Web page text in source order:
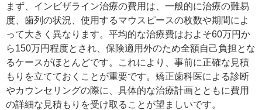
まず、インビザライン治療の費用は、一般的に治療の難易
度、歯列の状況、使用するマウスピースの枚数や期間によ
って大きく異なります。平均的な治療費はおよそ60万円か
ら150万円程度とされ、保険適用外のため全額自己負担とな
るケースがほとんどです。これにより、事前に正確な見積
もりを立てておくことが重要です。矯正歯科医による診断
やカウンセリングの際に、具体的な治療計画とともに費用
の詳細な見積もりを受け取ることが望ましいです。